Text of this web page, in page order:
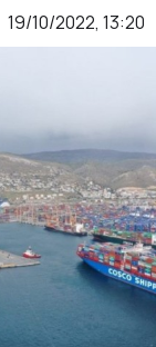
19/10/2022, 13:20